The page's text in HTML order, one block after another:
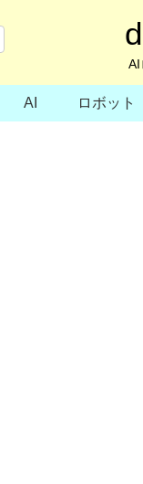
AI
AI ロボット